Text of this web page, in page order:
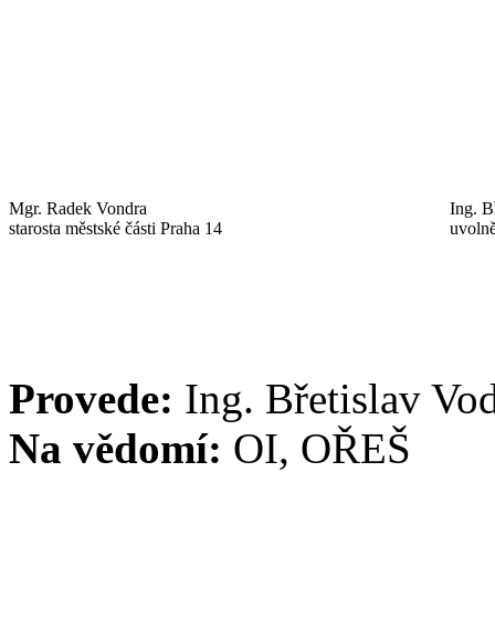
Mgr. Radek Vondra
starosta městské části Praha 14
Ing.
Provede: Ing. Břetislav
Na vědomí: OI, OŘEŠ